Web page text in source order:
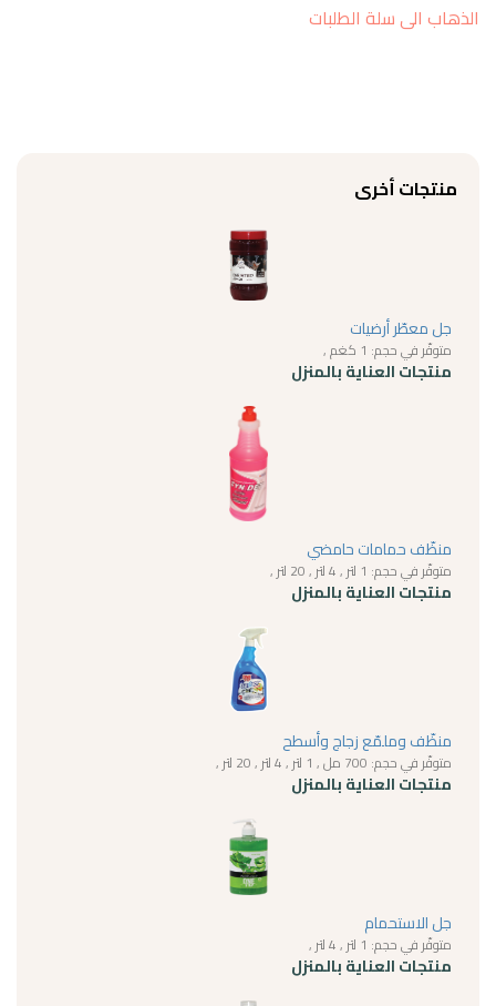
الذهاب الى سلة الطلبات
منتجات أخرى
جل معطّر أرضيات
متوفّر في حجم: 1 كغم ,
منتجات العناية بالمنزل
منظّف حمامات حامضي
متوفّر في حجم: 1 لتر , 4 لتر , 20 لتر ,
منتجات العناية بالمنزل
منظّف وملمّع زجاج وأسطح
متوفّر في حجم: 700 مل , 1 لتر , 4 لتر , 20 لتر ,
منتجات العناية بالمنزل
جل الاستحمام
متوفّر في حجم: 1 لتر , 4 لتر ,
منتجات العناية بالمنزل